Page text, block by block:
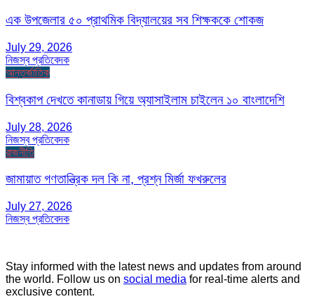
এক উপজেলার ৫০ প্রাথমিক বিদ্যালয়ের সব শিক্ষককে শোকজ
July 29, 2026
নিজস্ব প্রতিবেদক
আন্তর্জাতিক
বিশ্বকাপ দেখতে কানাডায় গিয়ে অ্যাসাইলাম চাইলেন ১০ বাংলাদেশি
July 28, 2026
নিজস্ব প্রতিবেদক
রাজনীতি
জামায়াত গণতান্ত্রিক দল কি না, প্রশ্ন মির্জা ফখরুলের
July 27, 2026
নিজস্ব প্রতিবেদক
Stay informed with the latest news and updates from around
the world. Follow us on social media for real-time alerts and
exclusive content.